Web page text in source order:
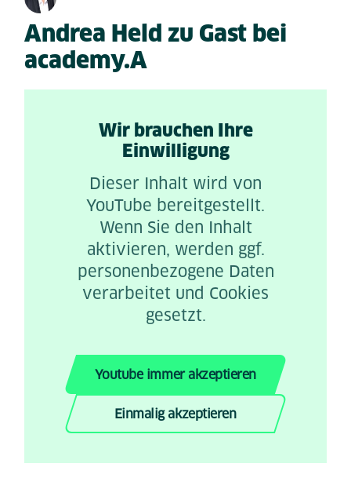
Andrea Held zu Gast bei
academy.A
Wir brauchen Ihre
Einwilligung
Dieser Inhalt wird von
YouTube bereitgestellt.
Wenn Sie den Inhalt
aktivieren, werden ggf.
personenbezogene Daten
verarbeitet und Cookies
gesetzt.
Youtube immer akzeptieren
Einmalig akzeptieren